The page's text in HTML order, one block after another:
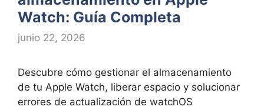
Watch: Guía Completa
junio 22, 2026
Descubre cómo gestionar el almacenamiento
de tu Apple Watch, liberar espacio y solucionar
errores de actualización de watchOS